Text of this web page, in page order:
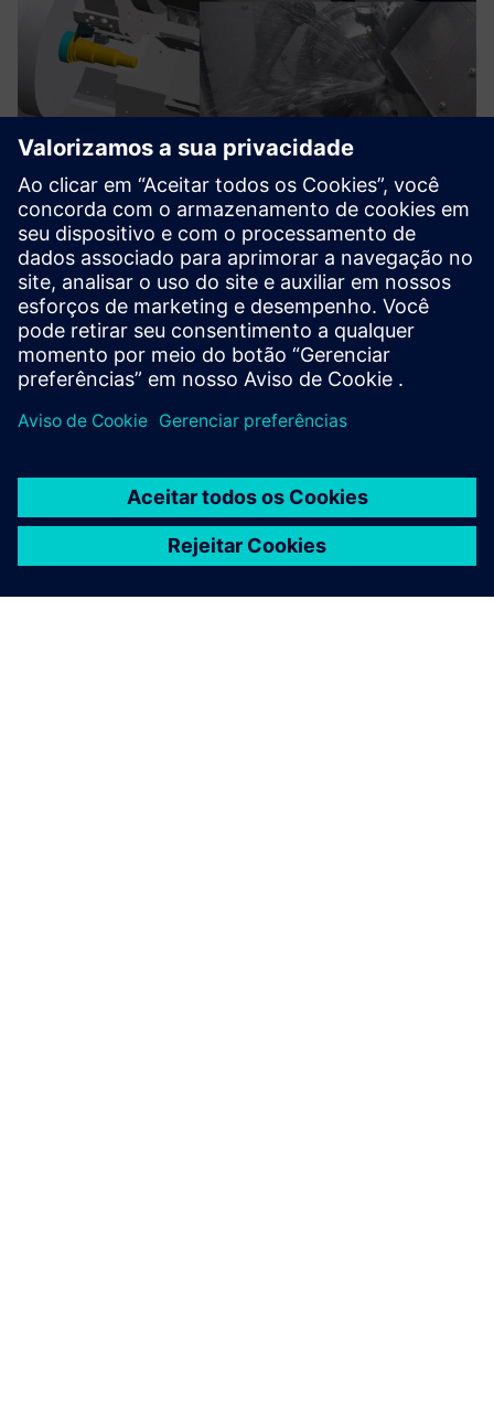
TRAK Run MyVirtual Machine
O Run MyVirtual Machine é vendido com o Digital Twin of
TRAK Machine. Trabalhe em um ambiente de simulação rico
com representações de máquinas de alta fidelidade.
Saiba mais